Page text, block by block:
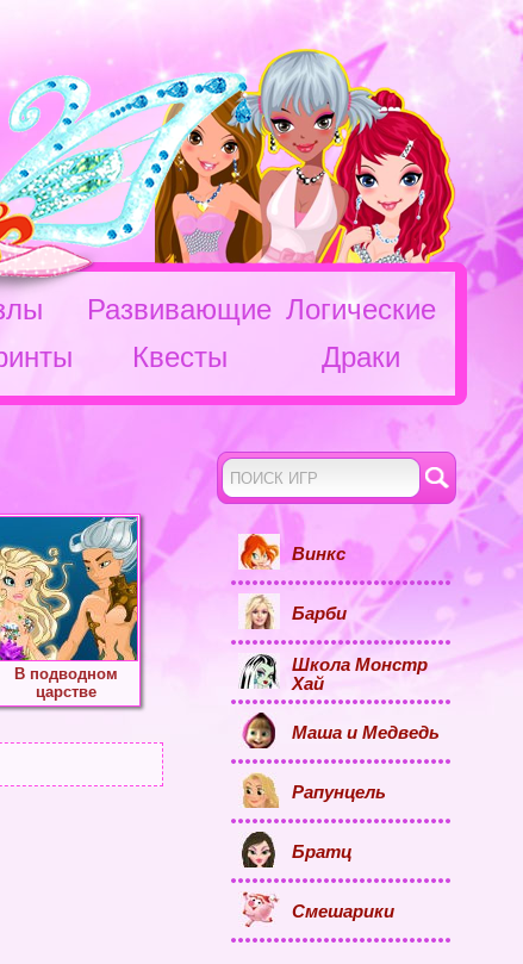
Развивающие Логические
Квесты Драки
В подводном
царстве
Винкс
Барби
Школа Монстр
Хай
Маша и Медведь
Рапунцель
Братц
Смешарики